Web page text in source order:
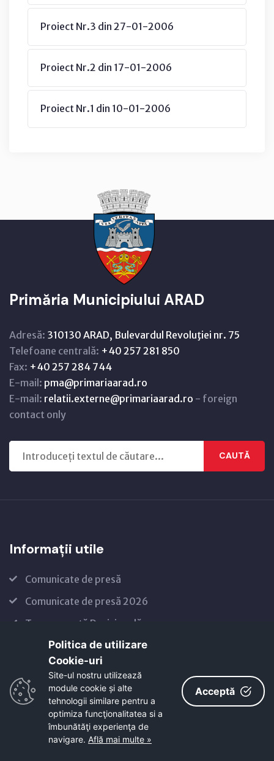
Proiect Nr.3 din 27-01-2006
Proiect Nr.2 din 17-01-2006
Proiect Nr.1 din 10-01-2006
Primăria Municipiului ARAD
Adresă: 310130 ARAD, Bulevardul Revoluţiei nr. 75
Telefoane centrală: +40 257 281 850
Fax: +40 257 284 744
E-mail: pma@primariaarad.ro
E-mail: relatii.externe@primariaarad.ro - foreign
contact only
CAUTĂ
Informații utile
Comunicate de presă
Comunicate de presă 2026
Transparență Decizională
Anunțuri dezbateri publice
Achiziții publice
Licitații publice
Accesibilitate
Politica de utilizare
Cookie-uri‎
Site-ul nostru utilizează
module cookie și alte
tehnologii similare pentru a
optimiza funcţionalitatea si a
îmbunătăţi experienţa de
navigare. Află mai multe »
Acceptă